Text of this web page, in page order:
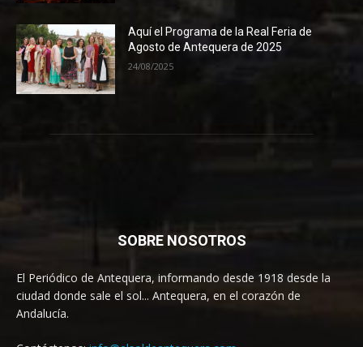
Aquí el Programa de la Real Feria de
Agosto de Antequera de 2025
24/08/2025
SOBRE NOSOTROS
El Periódico de Antequera, informando desde 1918 desde la
ciudad donde sale el sol... Antequera, en el corazón de
Andalucía.